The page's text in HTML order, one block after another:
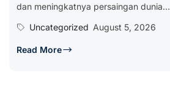
dan meningkatnya persaingan dunia...
Uncategorized August 5, 2026
Read More